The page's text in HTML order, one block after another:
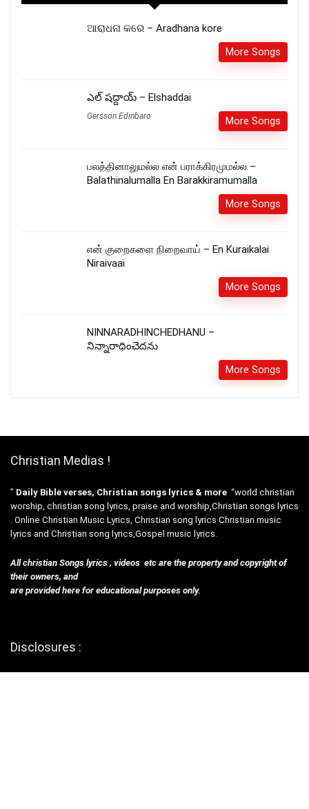
ଆରାଧନା କରେ – Aradhana kore
More Songs
ఎల్ షద్దాయ్ – Elshaddai
Gersson Edinbaro More Songs
பலத்தினாலுமல்ல என் பராக்கிரமுமல்ல –
Balathinalumalla En Barakkiramumalla
More Songs
என் குறைகளை நிறைவாய் – En Kuraikalai
Niraivaai
More Songs
NINNARADHINCHEDHANU –
నిన్నారాధించెదను
More Songs
Christian Medias !
” Daily Bible verses, Christian songs lyrics & more “world christian
worship, christian song lyrics, praise and worship,Christian songs lyrics
. Online Christian Music Lyrics, Christian song lyrics Christian music
lyrics and Christian song lyrics,Gospel music lyrics.
All christian Songs lyrics , videos etc are the property and copyright of
their owners, and
are provided here for educational purposes only.
Disclosures :